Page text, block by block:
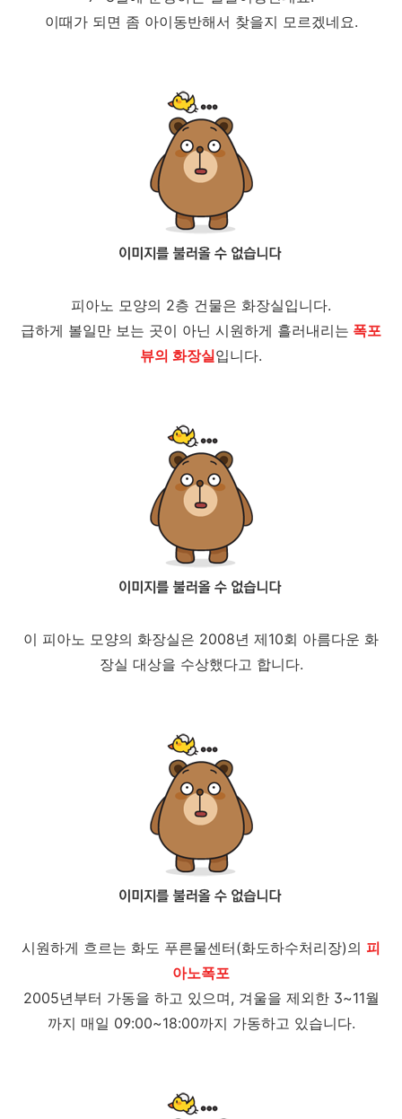
이때가 되면 좀 아이동반해서 찾을지 모르겠네요.
피아노 모양의 2층 건물은 화장실입니다.
급하게 볼일만 보는 곳이 아닌 시원하게 흘러내리는 폭포
뷰의 화장실입니다.
이 피아노 모양의 화장실은 2008년 제10회 아름다운 화
장실 대상을 수상했다고 합니다.
시원하게 흐르는 화도 푸른물센터(화도하수처리장)의 피
아노폭포
2005년부터 가동을 하고 있으며, 겨울을 제외한 3~11월
까지 매일 09:00~18:00까지 가동하고 있습니다.